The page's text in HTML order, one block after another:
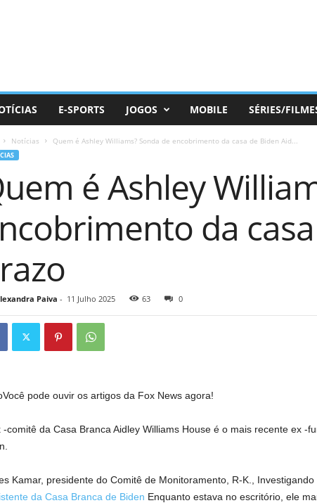
E-SPORTS JOGOS MOBILE SÉRIES/
Notícias Quem é Ashley Williams? Sonda de encobrimento da casa de Biden Aid...
é Ashley
da
Paiva - 11 Julho 2025 63 0
Você pode ouvir os artigos da Fox News agora!
-comitê da Casa Branca Aidley Williams House é o mais recente ex -
Kamar, presidente do Comitê de Monitoramento, R-K.,
da Casa Branca de Biden Enquanto estava no escritório, ele